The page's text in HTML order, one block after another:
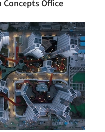
Concepts Office